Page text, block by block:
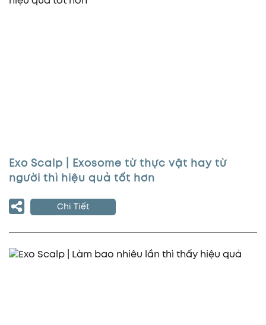
Exo Scalp | Exosome từ thực vật hay từ
người thì hiệu quả tốt hơn
Chi Tiết